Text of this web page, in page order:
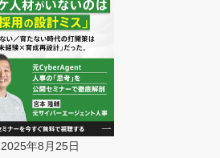
2025年8月25日